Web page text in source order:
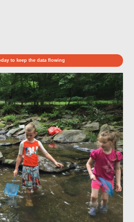
to keep the data flowing